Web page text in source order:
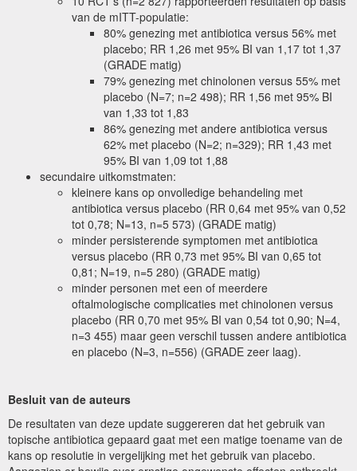
van de mITT-populatie:
80% genezing met antibiotica versus 56% met
placebo; RR 1,26 met 95% BI van 1,17 tot 1,37
(GRADE matig)
79% genezing met chinolonen versus 55% met
placebo (N=7; n=2 498); RR 1,56 met 95% BI
van 1,33 tot 1,83
86% genezing met andere antibiotica versus
62% met placebo (N=2; n=329); RR 1,43 met
95% BI van 1,09 tot 1,88
secundaire uitkomstmaten:
kleinere kans op onvolledige behandeling met
antibiotica versus placebo (RR 0,64 met 95% van 0,52
tot 0,78; N=13, n=5 573) (GRADE matig)
minder persisterende symptomen met antibiotica
versus placebo (RR 0,73 met 95% BI van 0,65 tot
0,81; N=19, n=5 280) (GRADE matig)
minder personen met een of meerdere
oftalmologische complicaties met chinolonen versus
placebo (RR 0,70 met 95% BI van 0,54 tot 0,90; N=4,
n=3 455) maar geen verschil tussen andere antibiotica
en placebo (N=3, n=556) (GRADE zeer laag).
Besluit van de auteurs
De resultaten van deze update suggereren dat het gebruik van
topische antibiotica gepaard gaat met een matige toename van de
kans op resolutie in vergelijking met het gebruik van placebo.